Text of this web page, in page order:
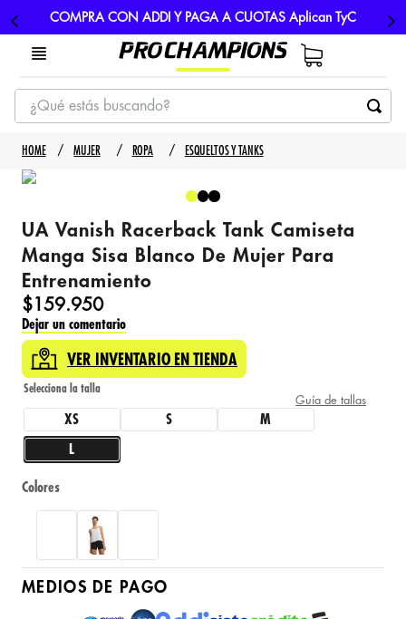
COMPRA CON ADDI Y PAGA A CUOTAS Aplican TyC
¿Qué estás buscando?
TÉRMINOS MÁS BUSCADOS
1
3. nike
4 . guayos
5. gorras
MUJER ROPA ESQUELTOS Y TANKS
UA Vanish Racerback Tank Camiseta
Manga Sisa Blanco De Mujer Para
Entrenamiento
$159.950
Dejar un comentario
VER INVENTARIO EN TIENDA
Guía de tallas
XS S M
L
Colores
MEDIOS DE PAGO